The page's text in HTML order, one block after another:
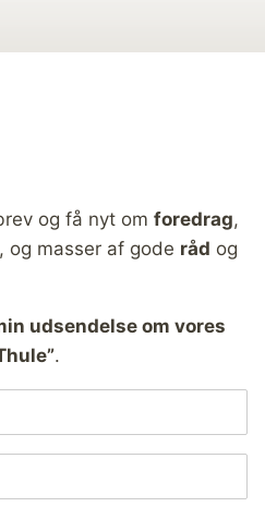
og få nyt om foredrag,
, og masser af gode råd og
udsendelse om vores
.